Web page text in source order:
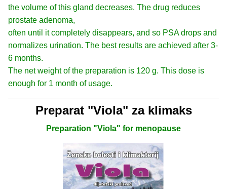
the volume of this gland decreases. The drug reduces
prostate adenoma,
often until it completely disappears, and so PSA drops and
normalizes urination. The best results are achieved after 3-
6 months.
The net weight of the preparation is 120 g. This dose is
enough for 1 month of usage.
Preparat "Viola" za klimaks
Preparation "Viola" for menopause